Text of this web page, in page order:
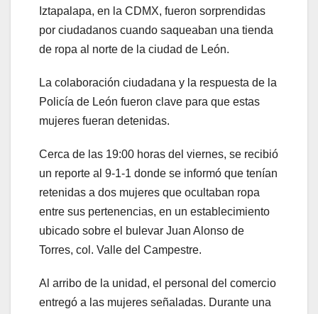
Iztapalapa, en la CDMX, fueron sorprendidas
por ciudadanos cuando saqueaban una tienda
de ropa al norte de la ciudad de León.
La colaboración ciudadana y la respuesta de la
Policía de León fueron clave para que estas
mujeres fueran detenidas.
Cerca de las 19:00 horas del viernes, se recibió
un reporte al 9-1-1 donde se informó que tenían
retenidas a dos mujeres que ocultaban ropa
entre sus pertenencias, en un establecimiento
ubicado sobre el bulevar Juan Alonso de
Torres, col. Valle del Campestre.
Al arribo de la unidad, el personal del comercio
entregó a las mujeres señaladas. Durante una